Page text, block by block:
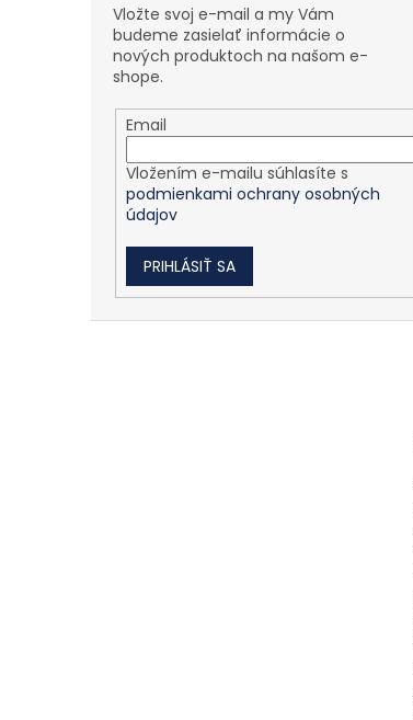
Vložte svoj e-mail a my Vám
budeme zasielať informácie o
nových produktoch na našom e-
shope.
Email
Vložením e-mailu súhlasíte s
podmienkami ochrany osobných
údajov
PRIHLÁSIŤ SA